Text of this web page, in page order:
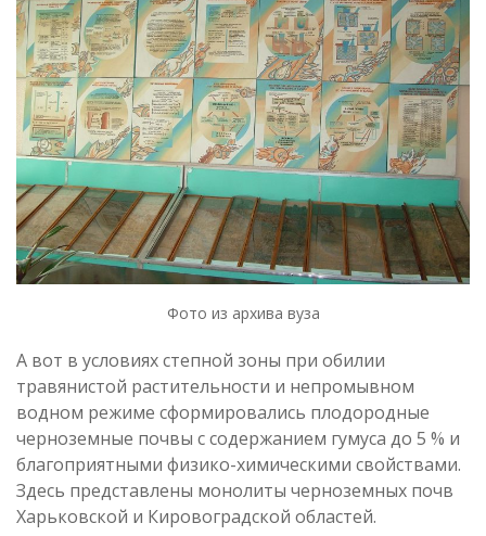
Фото из архива вуза
А вот в условиях степной зоны при обилии
травянистой растительности и непромывном
водном режиме сформировались плодородные
черноземные почвы с содержанием гумуса до 5 % и
благоприятными физико-химическими свойствами.
Здесь представлены монолиты черноземных почв
Харьковской и Кировоградской областей.